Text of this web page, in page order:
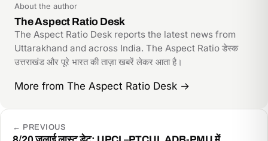
About the author
The Aspect Ratio Desk
The Aspect Ratio Desk reports the latest news from
Uttarakhand and across India. The Aspect Ratio डेस्क
उत्तराखंड और पूरे भारत की ताज़ा खबरें लेकर आता है।
More from The Aspect Ratio Desk →
← PREVIOUS